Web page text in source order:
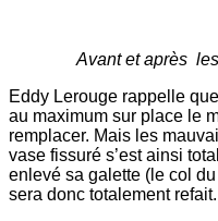
Avant et après
Eddy Lerouge rappelle
au maximum sur place le
remplacer. Mais les
vase fissuré s’est ainsi
enlevé sa galette (le col du
sera donc totalement refait.